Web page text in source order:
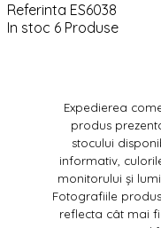
Referinta ES6038
In stoc 6 Produse
Expedierea
produs
stocului
informativ,
monitorului și
Fotografiile
reflecta cât mai